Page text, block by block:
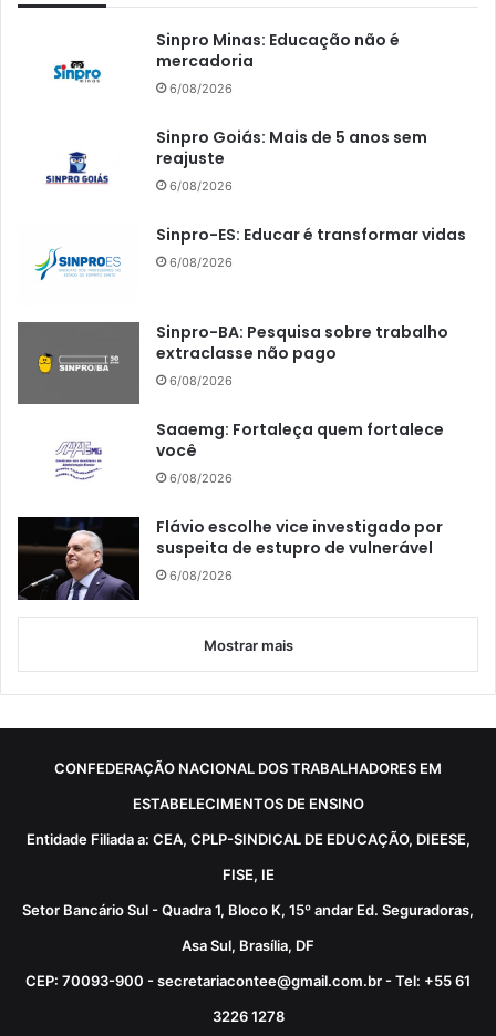
Sinpro Minas: Educação não é
mercadoria
6/08/2026
Sinpro Goiás: Mais de 5 anos sem
reajuste
6/08/2026
Sinpro-ES: Educar é transformar vidas
6/08/2026
Sinpro-BA: Pesquisa sobre trabalho
extraclasse não pago
6/08/2026
Saaemg: Fortaleça quem fortalece
você
6/08/2026
Flávio escolhe vice investigado por
suspeita de estupro de vulnerável
6/08/2026
Mostrar mais
CONFEDERAÇÃO NACIONAL DOS TRABALHADORES EM
ESTABELECIMENTOS DE ENSINO
Entidade Filiada a: CEA, CPLP-SINDICAL DE EDUCAÇÃO, DIEESE,
FISE, IE
Setor Bancário Sul - Quadra 1, Bloco K, 15º andar Ed. Seguradoras,
Asa Sul, Brasília, DF
CEP: 70093-900 - secretariacontee@gmail.com.br - Tel: +55 61
3226 1278